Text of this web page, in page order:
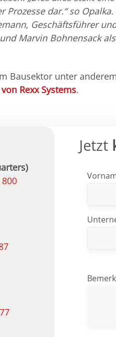
Prozesse dar.“ so
Geschäftsführer
Marvin Bohnensack
Bausektor unter
Rexx Systems.
800
Jetzt